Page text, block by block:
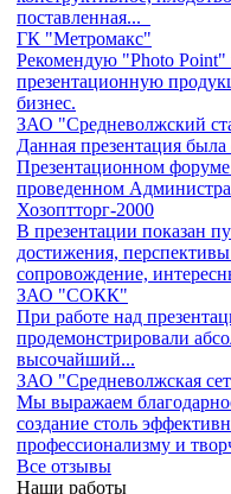
поставленная...
ГК "Метромакс"
Рекомендую "Photo Point"
презентационную
бизнес.
ЗАО "Средневолжский
Данная презентация была
Презентационном
проведенном
Хозоптторг-2000
В презентации показан
достижения,
сопровождение,
ЗАО "СОКК"
При работе над
продемонстрировали
высочайший...
ЗАО "Средневолжская
Мы выражаем
создание столь
профессионализму и
Все отзывы
Наши работы